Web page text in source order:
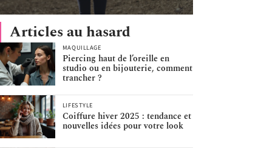
Articles au hasard
MAQUILLAGE
Piercing haut de l’oreille en
studio ou en bijouterie, comment
trancher ?
LIFESTYLE
Coiffure hiver 2025 : tendance et
nouvelles idées pour votre look